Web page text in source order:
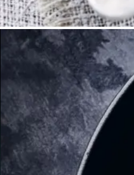
BraiseretBraiseret
oksetværreboksetvæ
rreb